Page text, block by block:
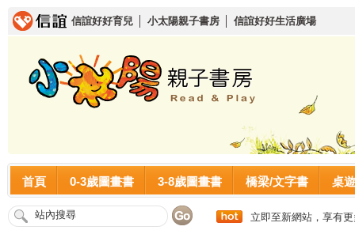
信誼好好育兒 小太陽親子書房 信誼好好生活廣場
首頁 0-3歲圖畫書 3-8歲圖畫書 橋梁/文字書 桌
立即至新網站，享有